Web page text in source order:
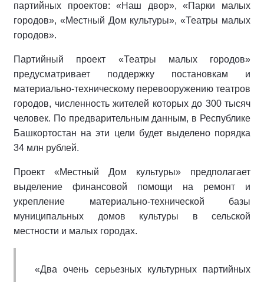
партийных проектов: «Наш двор», «Парки малых
городов», «Местный Дом культуры», «Театры малых
городов».
Партийный проект «Театры малых городов»
предусматривает поддержку постановкам и
материально-техническому перевооружению театров
городов, численность жителей которых до 300 тысяч
человек. По предварительным данным, в Республике
Башкортостан на эти цели будет выделено порядка
34 млн рублей.
Проект «Местный Дом культуры» предполагает
выделение финансовой помощи на ремонт и
укрепление материально-технической базы
муниципальных домов культуры в сельской
местности и малых городах.
«Два очень серьезных культурных партийных